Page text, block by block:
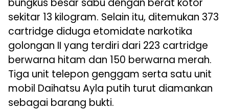
sekitar 13 kilogram. Selain itu, ditemukan 373
cartridge diduga etomidate narkotika
golongan II yang terdiri dari 223 cartridge
berwarna hitam dan 150 berwarna merah.
Tiga unit telepon genggam serta satu unit
mobil Daihatsu Ayla putih turut diamankan
sebagai barang bukti.